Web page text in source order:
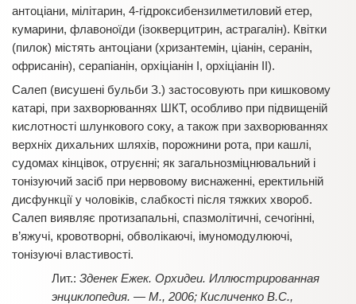
антоціани, мілітарин, 4-гідроксибензилметиловий етер,
кумарини, флавоноїди (ізокверцитрин, астрагалін). Квітки
(пилок) містять антоціани (хризантемін, ціанін, серанін,
офрисанін), серапіанін, орхіціанін І, орхіціанін ІІ).
Салеп (висушені бульби З.) застосовують при кишковому
катарі, при захворюваннях ШКТ, особливо при підвищеній
кислотності шлункового соку, а також при захворюваннях
верхніх дихальних шляхів, порожнини рота, при кашлі,
судомах кінцівок, отруєнні; як загальнозміцнювальний і
тонізуючий засіб при нервовому виснаженні, еректильній
дисфункції у чоловіків, слабкості після тяжких хвороб.
Салеп виявляє протизапальні, спазмолітичні, сечогінні,
в’яжучі, кровотворні, обволікаючі, імуномодулюючі,
тонізуючі властивості.
Зденек Ежек. Орхидеи. Иллюстрированная
энциклопедия. — М., 2006; Кисличенко В.С.,